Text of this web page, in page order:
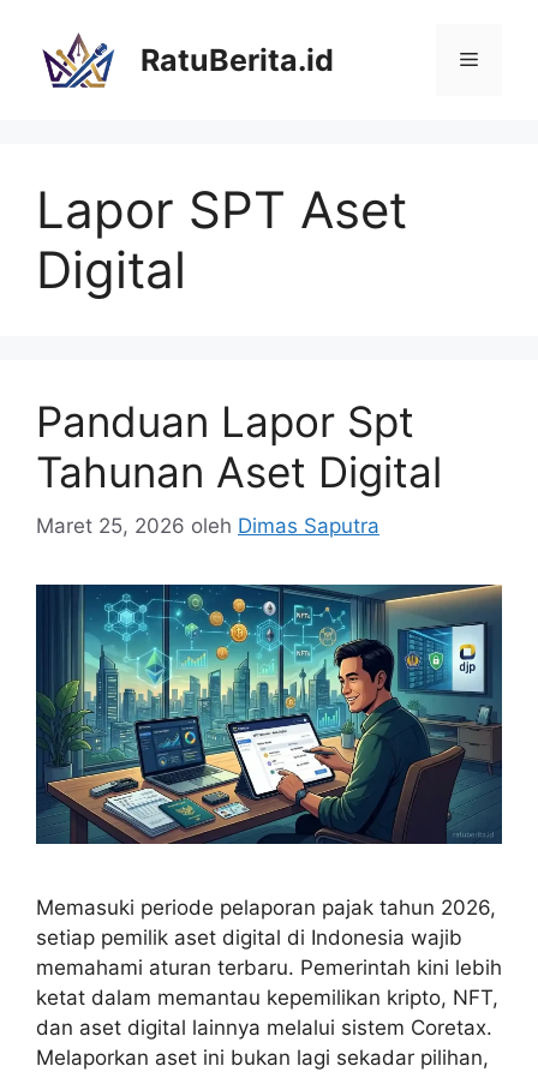
RatuBerita.id Menu
Lapor SPT Aset
Digital
Panduan Lapor Spt
Tahunan Aset Digital
Maret 25, 2026 oleh Dimas Saputra
Memasuki periode pelaporan pajak tahun 2026,
setiap pemilik aset digital di Indonesia wajib
memahami aturan terbaru. Pemerintah kini lebih
ketat dalam memantau kepemilikan kripto, NFT,
dan aset digital lainnya melalui sistem Coretax.
Melaporkan aset ini bukan lagi sekadar pilihan,